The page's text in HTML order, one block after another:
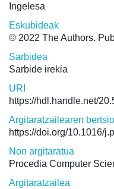
Ingelesa
Eskubideak
© 2022 The Authors.
Sarbidea
Sarbide irekia
URI
https://hdl.handle.net/
Argitaratzailearen
https://doi.org/10.1016/
Non argitaratua
Procedia Computer
Argitaratzailea